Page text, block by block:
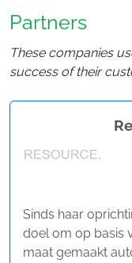
Partners
These companies
success of their
Sinds haar
doel om op basis
maat gemaakt